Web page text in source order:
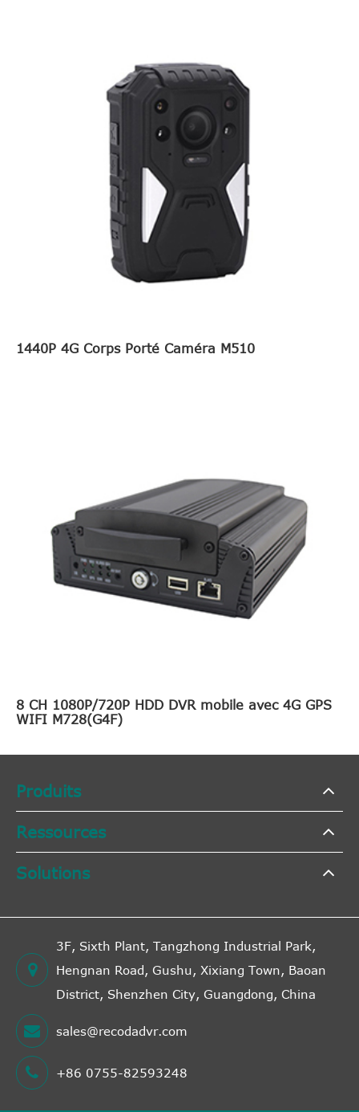
1440P 4G Corps Porté Caméra M510
8 CH 1080P/720P HDD DVR mobile avec 4G GPS
WIFI M728(G4F)
Produits
Ressources
Solutions
3F, Sixth Plant, Tangzhong Industrial Park,
Hengnan Road, Gushu, Xixiang Town, Baoan
District, Shenzhen City, Guangdong, China
sales@recodadvr.com
+86 0755-82593248